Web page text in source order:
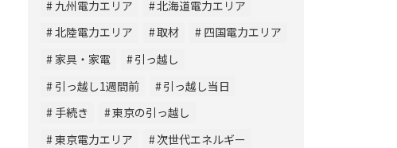
九州電力エリア
北海道電力エリア
北陸電力エリア
取材
四国電力エリア
家具・家電
引っ越し
引っ越し1週間前
引っ越し当日
手続き
東京の引っ越し
東京電力エリア
次世代エネルギー